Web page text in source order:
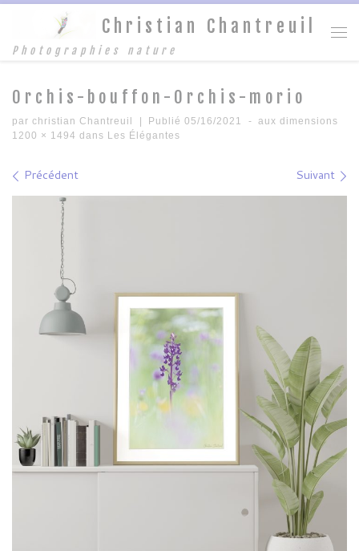
Passer au contenuChristian Chantreuil
Photographies nature
Orchis-bouffon-Orchis-morio
par christian Chantreuil Publié05/16/2021 - aux dimensions
1200 × 1494 dans Les Élégantes
Navigation des images
Précédent Suivant